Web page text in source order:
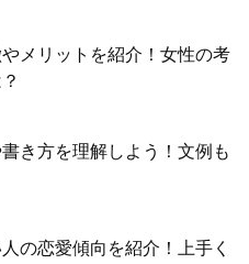
メリットを紹介！女性の考
書き方を理解しよう！文例も
の恋愛傾向を紹介！上手く